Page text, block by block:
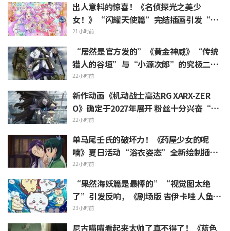
出人意料的惊喜！《名侦探光之美少
女！》“闪耀天使篇”完结插画引发“心
里一阵紧揪”“感受到了制作组的爱”等
热烈反响
21小时前
“居然是官方发的”《黄金神威》“传统
猎人的谷垣”与“小源次郎”的究极二选
一 引发“两个都喜欢”的声浪涌现
22小时前
新作动画《机动战士高达RG XARX-ZER
O》确定于2027年展开 粉丝十分兴奋“斗
篷加上野兽般的胳膊！！”“主角机相当
帅气”
22小时前
单马尾壬氏的破坏力！《药屋少女的呢
喃》夏日活动“浴衣姿态”全新绘制插画
引发“心脏真的遭不住了”“建议留作壁
画”的反响
22小时前
“果然海妖篇是最棒的”“视觉图太绝
了”引发反响，《剧场版 吉伊卡哇 人鱼岛
的秘密》今日7月24日上映
23小时前
尼古喵喵看起来太帅了真不得了！《蓝色